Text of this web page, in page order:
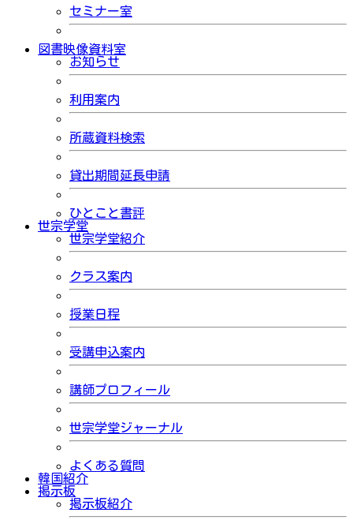
セミナー室
図書映像資料室
お知らせ
利用案内
所蔵資料検索
貸出期間延長申請
ひとこと書評
世宗学堂
世宗学堂紹介
クラス案内
授業日程
受講申込案内
講師プロフィール
世宗学堂ジャーナル
よくある質問
韓国紹介
掲示板
掲示板紹介